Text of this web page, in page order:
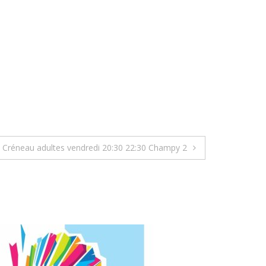
Créneau adultes vendredi 20:30 22:30 Champy 2